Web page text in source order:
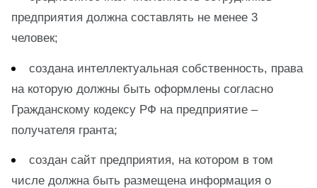
предприятия должна составлять не менее 3
человек;
создана интеллектуальная собственность, права
на которую должны быть оформлены согласно
Гражданскому кодексу РФ на предприятие –
получателя гранта;
создан сайт предприятия, на котором в том
числе должна быть размещена информация о